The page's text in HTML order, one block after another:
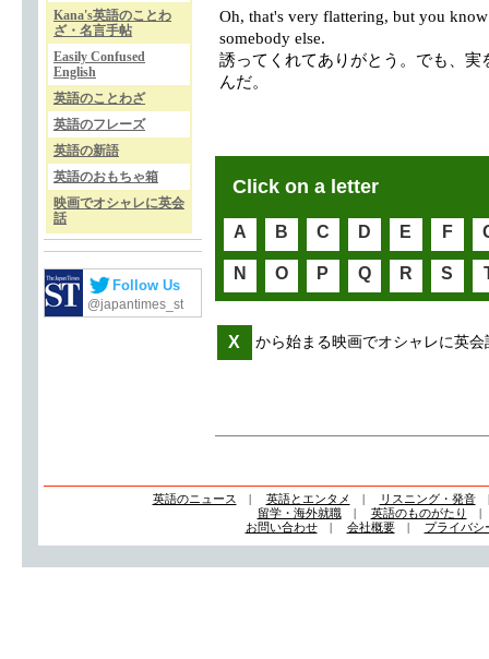
Kana's英語のことわ
ざ・名言手帖
Easily Confused
English
英語のことわざ
英語のフレーズ
英語の新語
英語のおもちゃ箱
映画でオシャレに英会
話
Follow Us
@japantimes_st
Oh, that's very flattering, but you
somebody else.
誘ってくれてありがとう。でも、
んだ。
Click on a letter
A B C D E F
N O P Q R S
X から始まる映画でオシャレに英会
英語のニュース | 英語とエンタメ | リスニング・発音
留学・海外就職| 英語のものがたり
お問い合わせ| 会社概要| プライバシ